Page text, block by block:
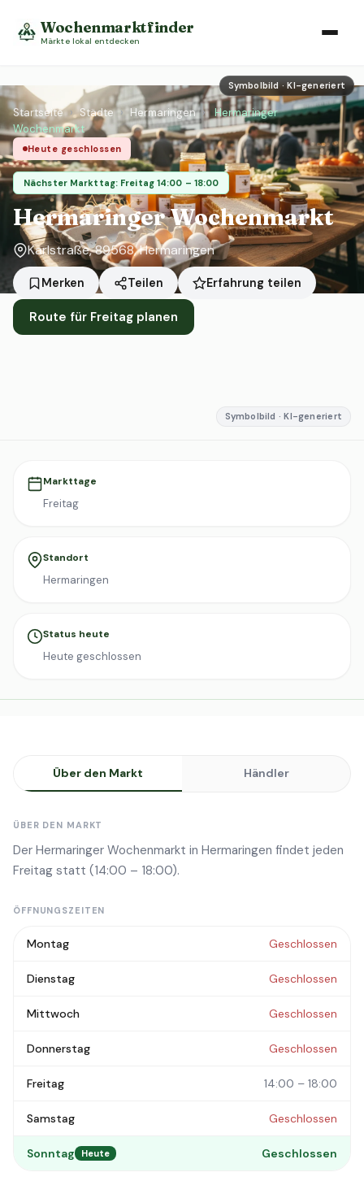
Wochenmarktfinder
Märkte lokal entdecken
Symbolbild · KI-generiert
Startseite › Städte › Hermaringen ›
Hermaringer
Wochenmarkt
Heute geschlossen
Nächster Markttag: Freitag 14:00 – 18:00
Hermaringer Wochenmarkt
Karlstraße, 89568, Hermaringen
Merken Teilen Erfahrung teilen
Route für Freitag planen
Symbolbild · KI-generiert
Markttage
Freitag
Standort
Hermaringen
Status heute
Heute geschlossen
Über den Markt Händler
ÜBER DEN MARKT
Der Hermaringer Wochenmarkt in Hermaringen findet jeden
Freitag statt (14:00 – 18:00).
ÖFFNUNGSZEITEN
Montag Geschlossen
Dienstag Geschlossen
Mittwoch Geschlossen
Donnerstag Geschlossen
Freitag 14:00 – 18:00
Samstag Geschlossen
Sonntag Heute Geschlossen